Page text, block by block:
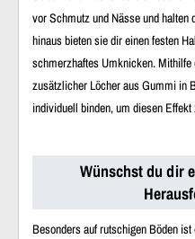
vor Schmutz und Nässe und
hinaus bieten sie dir einen festen
schmerzhaftes Umknicken. Mithilfe
zusätzlicher Löcher aus Gummi in
individuell binden, um diesen
Wünschst du dir
Besonders auf rutschigen Böden